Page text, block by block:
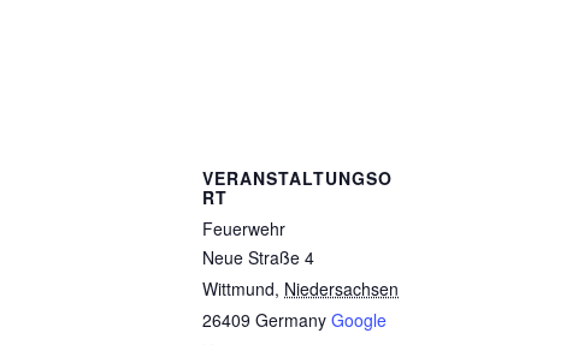
VERANSTALTUNGSO
RT
Feuerwehr
Neue Straße 4
Wittmund, Niedersachsen
26409 Germany Google